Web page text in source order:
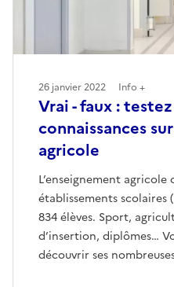
Vrai - faux :
connaissances
agricole
L’enseignement
établissements scolaires
834 élèves. Sport,
d’insertion, diplômes…
découvrir ses
26 janvier 2022 Info +